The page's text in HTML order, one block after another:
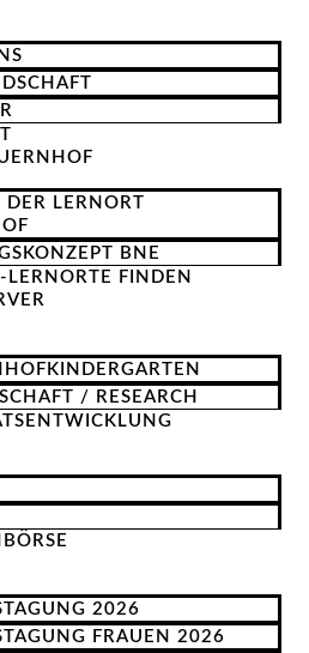
DER LERNORT
BNE
LERNORTE FINDEN
/ RESEARCH
2026
FRAUEN 2026